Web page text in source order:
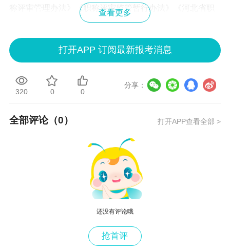
称评审管理办法》《职称评审监管暂行办法》《河北省职
称评审监管实施办法》起草，借鉴了省内外职称工作较为
先进地区申报评审管理制度。
三、主要修订完善内容
《细则》共分为11章54条，与原试行版章节和条数相等，
（一）支持民营企业参与职称评审。在原有对民营企业开
辟“绿色通道”，可“一步到位”申报职称倾斜政策的基础上，
支持民营企业参与职称评审，在“第二章 职称评审委员会第
十一条”明确要求“与企业相关的评委会要吸纳一定比例的
六条”增加对申报人政治表现考察内容：“申报人政治表现
查看更多
打开APP 订阅最新报考消息
320 0 0
分享：
全部评论（0） 打开APP查看全部 >
还没有评论哦
抢首评